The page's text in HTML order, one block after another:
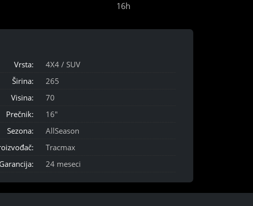
16h
Vrsta:
4X4 / SUV
Širina:
265
Visina:
70
Prečnik:
16"
Sezona:
AllSeason
Tracmax
Garancija:
24 meseci